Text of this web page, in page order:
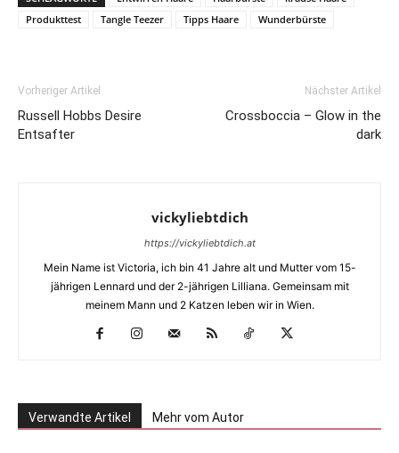
Produkttest
Tangle Teezer Tipps Haare Wunderbürste
Vorheriger Artikel
Russell Hobbs Desire
Entsafter
Nächster Artikel
Crossboccia – Glow in the
dark
vickyliebtdich
https://vickyliebtdich.at
Mein Name ist Victoria, ich bin 41 Jahre alt und Mutter vom 15-
jährigen Lennard und der 2-jährigen Lilliana. Gemeinsam mit
meinem Mann und 2 Katzen leben wir in Wien.
Verwandte Artikel Mehr vom Autor